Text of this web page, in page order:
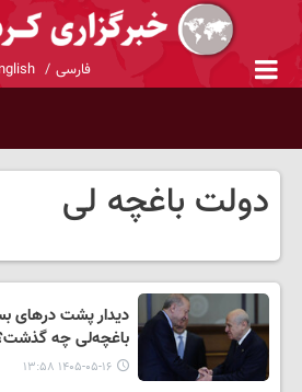
فارسی
دولت باغچه لی
دیدار پشت درهای
باغچه‌لی چه
۱۴۰۵-۰۵-۱۶ ۱۳:۵۸